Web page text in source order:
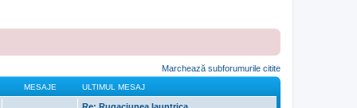
Marchează subforumurile citite
MESAJE ULTIMUL MESAJ